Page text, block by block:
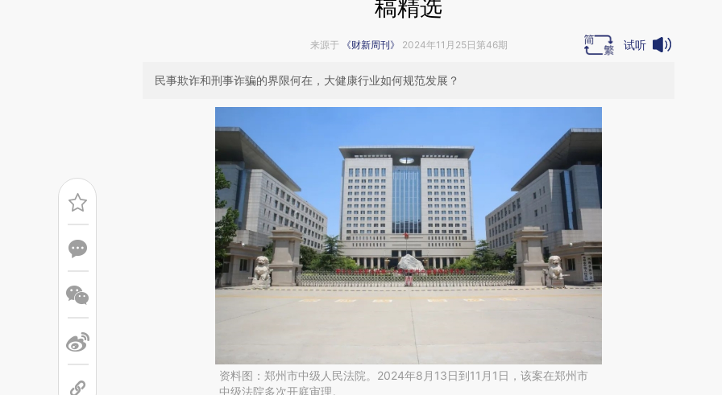
稿精选
来源于 《财新周刊》 2024年11月25日第46期 试听
民事欺诈和刑事诈骗的界限何在，大健康行业如何规范发展？
资料图：郑州市中级人民法院。2024年8月13日到11月1日，该案在郑州市
中级法院多次开庭审理。